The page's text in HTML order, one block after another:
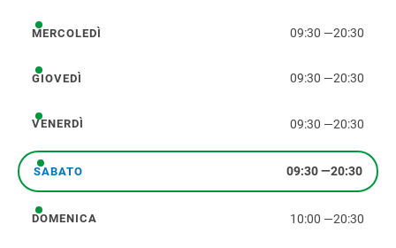
mercoledì
MERCOLEDÌ 09:30 —20:30
giovedì
GIOVEDÌ 09:30 —20:30
venerdì
VENERDÌ 09:30 —20:30
sabato
SABATO 09:30—20:30
domenica
DOMENICA 10:00 —20:30